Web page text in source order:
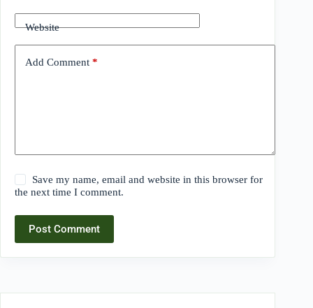
Website
Add Comment *
Save my name, email and website in this browser for
the next time I comment.
Post Comment